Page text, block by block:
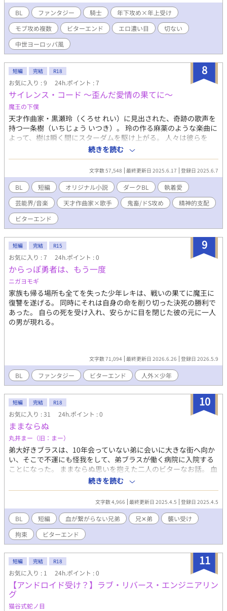
BL ファンタジー 騎士
年下攻め×年上受け
モブ攻め複数
ビターエンド エロ濃い目
切ない
中世ヨーロッパ風
8
短編 完結 R18
お気に入り : 9 24h.ポイント : 7
サイレンス・コード ～歪んだ愛情の果てに～
魔王の下僕
天才作曲家・黒瀬玲（くろせ れい）に見出された、奇跡の歌声を
持つ一条樹（いちじょう いつき）。 玲の作る麻薬のような楽曲に
よって、樹は瞬く間にスターダムを駆け上がる。 人々は彼らを
「神に祝福されたユニット」と絶賛し、その音楽に熱狂した。 だ
が、華やかなスポットライトの裏側で、樹は玲の歪んだ愛情と支
配に囚われていた。 「お前は俺の音楽を奏でるためだけに存在す
る、最高の“楽器”だ」 玲にとって樹は、自らの音楽を完成させる
ための唯一無二の道具。 生活の全てを管理され、心身ともに追い
詰められていく樹。 玲への殺意にも似た憎しみと、彼の音楽への
信仰にも似た渇望との間で、樹の魂は引き裂かれていく。 「お前
さえいなければ、もっと自由に歌えるのに」 「お前がいないと、
俺の歌は生まれないのかもしれない」 矛盾した感情が渦巻く中、
いく。 支配は愛情の押し付けとなり、抵抗は罰という名の調教に
変わる。 逃れられない快楽と、魂を削るような屈辱。 追い詰めら
れた樹の魂の叫びは、玲の仕掛けた残酷な罠の序曲に過ぎなかっ
た。 全ては、最高の音楽を生み出すため。 最高の「絶望」を歌わ
せるために。 これは、歪んだ愛情と執着が奏でる、痛々しくも美
しい破滅の物語。 天才作曲家が求める究極の音楽と、そのために
全てを奪われる歌姫の魂の行方。 二人の奏でる不協和音の果て
に、待つものは栄光か、それとも――。 全20話完結いたしまし
た。
続きを読む
文字数 57,548 最終更新日 2025.6.17 登録日 2025.6.7
BL 短編 オリジナル小説 ダークBL
執着愛
芸能界/音楽
天才作曲家×歌手 鬼畜/ドS攻め
精神的支配
ビターエンド
9
短編 完結 R15
お気に入り : 7 24h.ポイント : 0
からっぽ勇者は、もう一度
ニガヨモギ
家族も帰る場所も全てを失った少年レキは、戦いの果てに魔王に
復讐を遂げる。 同時にそれは自身の命を削り切った決死の勝利で
あった。 自らの死を受け入れ、安らかに目を閉じた彼の元に一人
の男が現れる。
文字数 71,094 最終更新日 2026.6.26 登録日 2026.5.9
BL ファンタジー ビターエンド 人外×少年
10
短編 完結 R18
お気に入り : 31 24h.ポイント : 0
ままならぬ
丸井まー（旧：まー）
弟大好きブラスは、10年会っていない弟に会いに大きな街へ向か
い、そこで不運にも怪我をして、弟ブラスが働く病院に入院する
ことになった。 ままならぬ思いを抱えた二人のビターなお話。 血
の繋がらない兄✕弟。 ※ムーンライトノベルズさんでも公開して
おります。 ※ビターエンドです。
続きを読む
文字数 4,966 最終更新日 2025.4.5 登録日 2025.4.5
BL 短編 血が繋がらない兄弟 兄✕弟
襲い受け
拘束
ビターエンド
11
短編 完結 R18
お気に入り : 1 24h.ポイント : 0
【アンドロイド受け？】ラブ・リバース・エンジニアリン
グ
猫谷式蛇ノ目